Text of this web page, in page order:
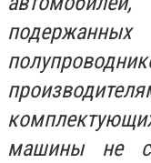
машины не